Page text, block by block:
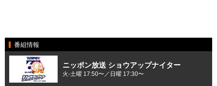
番組情報
ニッポン放送 ショウアップナイター
火-土曜 17:50〜／日曜 17:30〜